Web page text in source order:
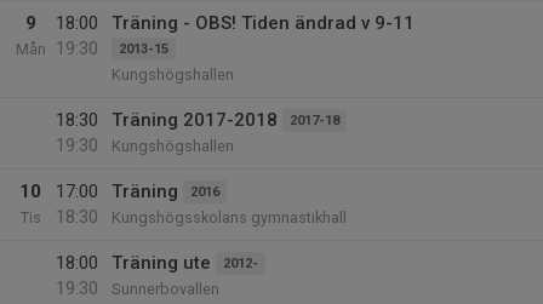
9
Mån
18:00
19:30
Träning - OBS! Tiden ändrad v 9-11
2013-15
Kungshögshallen
18:30
19:30
Träning 2017-2018 2017-18
Kungshögshallen
10
Tis
17:00
18:30
Träning 2016
Kungshögsskolans gymnastikhall
18:00
19:30
Träning ute 2012-
Sunnerbovallen